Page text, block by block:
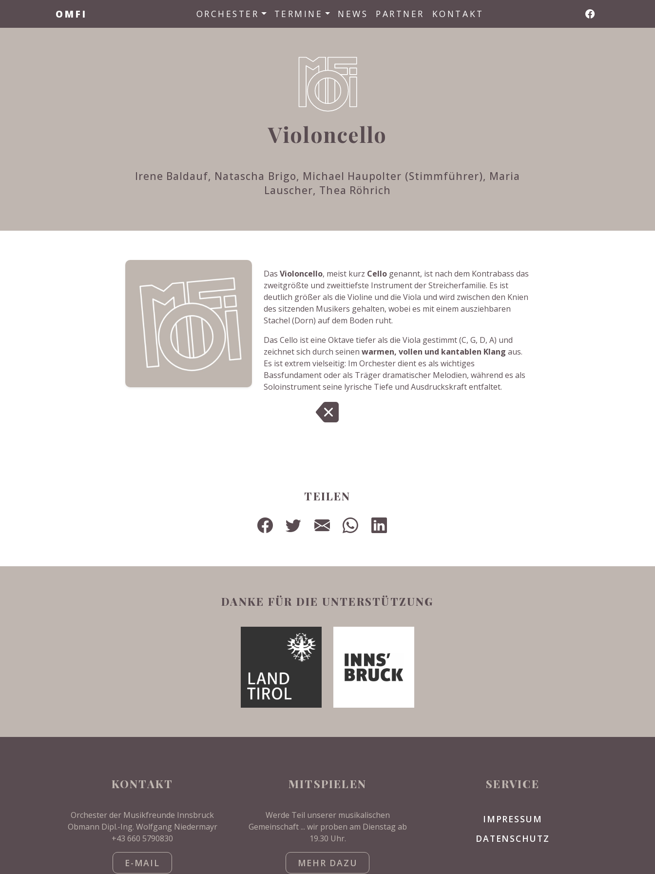
OMFI ORCHESTER TERMINE NEWS PARTNER KONTAKT
Violoncello
Irene Baldauf, Natascha Brigo, Michael Haupolter (Stimmführer), Maria
Lauscher, Thea Röhrich
DasVioloncello, meist kurz Cello genannt, ist nach dem Kontrabass das
zweitgrößte und zweittiefste Instrument der Streicherfamilie. Es ist
deutlich größer als die Violine und die Viola und wird zwischen den Knien
des sitzenden Musikers gehalten, wobei es mit einem ausziehbaren
Stachel (Dorn) auf dem Boden ruht.
Das Cello ist eine Oktave tiefer als die Viola gestimmt (C, G, D, A) und
zeichnet sich durch seinenwarmen, vollen und kantablen Klang aus.
Es ist extrem vielseitig: Im Orchester dient es als wichtiges
Bassfundament oder als Träger dramatischer Melodien, während es als
Soloinstrument seine lyrische Tiefe und Ausdruckskraft entfaltet.
TEILEN
DANKE FÜR DIE UNTERSTÜTZUNG
KONTAKT
Orchester der Musikfreunde Innsbruck
Obmann Dipl.-Ing. Wolfgang Niedermayr
+43 660 5790830
E-MAIL
MITSPIELEN
Werde Teil unserer musikalischen
Gemeinschaft ... wir proben am Dienstag ab
19.30 Uhr.
MEHR DAZU
SERVICE
IMPRESSUM
DATENSCHUTZ